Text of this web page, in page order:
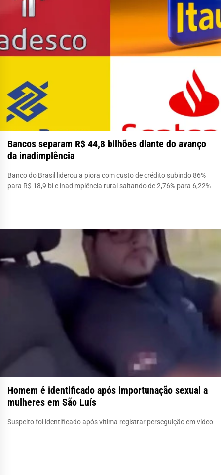
Bancos separam R$ 44,8 bilhões diante do avanço
da inadimplência
Banco do Brasil liderou a piora com custo de crédito subindo 86%
para R$ 18,9 bi e inadimplência rural saltando de 2,76% para 6,22%
Homem é identificado após importunação sexual a
mulheres em São Luís
Suspeito foi identificado após vítima registrar perseguição em vídeo